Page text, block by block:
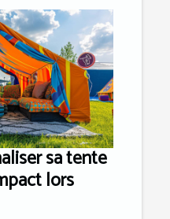
sa tente
lors